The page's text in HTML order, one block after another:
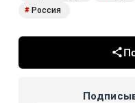
# Россия